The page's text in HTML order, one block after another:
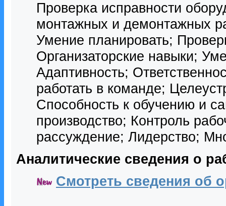
Проверка исправности
монтажных и демонтажных
Умение планировать;
Организаторские навыки;
Адаптивность;
работать в команде;
Способность к обучению и
производство; Контроль
рассуждение; Лидерство;
Аналитические сведения о
Смотреть сведения об